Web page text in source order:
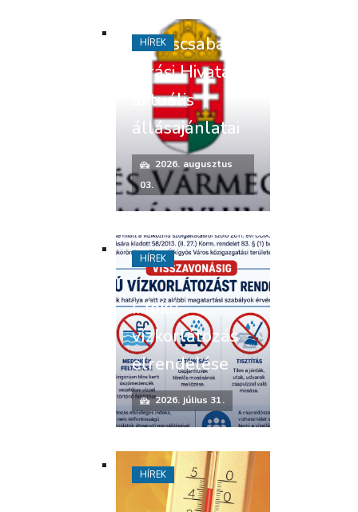
Békéscsabai
Járási Hivatal
aktuális
állásajánlatai
2026. augusztus
03.
HÍREK
I. fokú
vízkorlátozás
elrendelése
2026. július 31.
HÍREK
HÍREK